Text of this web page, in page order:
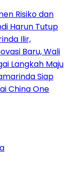
Risiko dan
Harun Tutup
Ilir,
Baru, Wali
Langkah Maju
Siap
China One